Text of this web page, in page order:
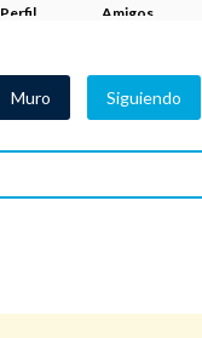
Perfil Amigos
Muro Siguiendo